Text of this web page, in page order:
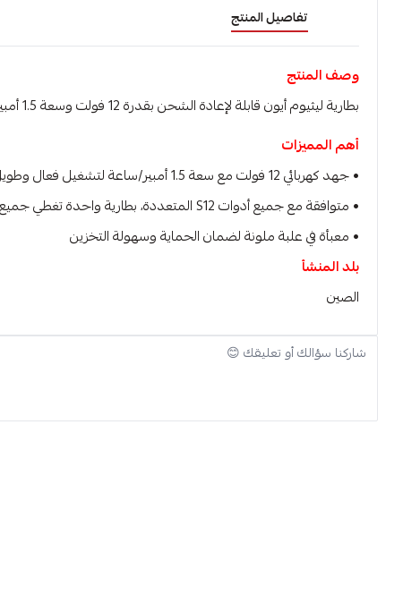
تفاصيل المنتج
وصف المنتج
بطارية ليثيوم أيون قابلة لإعادة الشحن بقدرة 12 فولت وسعة 1.5 أمبير/ساعة، مصممة لتوفير طاقة مستقرة لأدوات S12 المتعددة. توفر تشغيلًا موثوقًا وطويل الأمد مع تغليف آمن للحماية وسهولة التخزين.
أهم المميزات
• جهد كهربائي 12 فولت مع سعة 1.5 أمبير/ساعة لتشغيل فعال وطويل الأمد
• متوافقة مع جميع أدوات S12 المتعددة، بطارية واحدة تغطي جميع الاستخدامات
• معبأة في علبة ملونة لضمان الحماية وسهولة التخزين
بلد المنشأ
الصين